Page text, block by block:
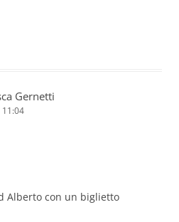
Gernetti
Alberto con un biglietto